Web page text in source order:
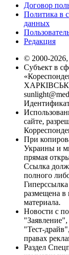
Договор
Политика в
данных
Редакция
© 2000-2026,
Субъект в
сайте,
При
Украины и
прямая
Ссылка
полного
размещена в
материала.
Новости с
"Тест-
правах
Раздел